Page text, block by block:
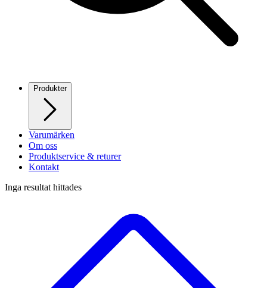
Produkter
Varumärken
Om oss
Produktservice & returer
Kontakt
Inga resultat hittades